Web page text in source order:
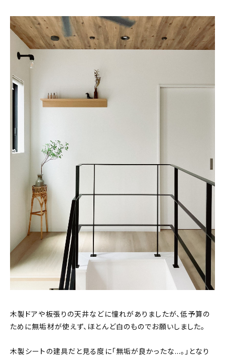
木製ドアや板張りの天井などに憧れがありましたが、低予算の
ために無垢材が使えず、ほとんど白のものでお願いしました。
木製シートの建具だと見る度に「無垢が良かったな…。」となり